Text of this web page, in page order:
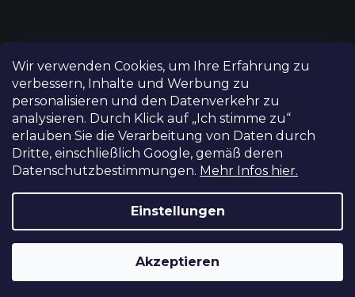
Wir verwenden Cookies, um Ihre Erfahrung zu
verbessern, Inhalte und Werbung zu
personalisieren und den Datenverkehr zu
analysieren. Durch Klick auf „Ich stimme zu“
erlauben Sie die Verarbeitung von Daten durch
Dritte, einschließlich Google, gemäß deren
Datenschutzbestimmungen. Mehr Infos hier.
Einstellungen
Akzeptieren
Erstellt von Shoptet
Copyright 2026FILM-TECHNIKA. Alle Rechte vorbehalten.
Cookie-Einstellungen ändern